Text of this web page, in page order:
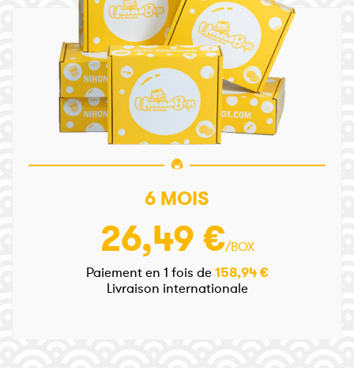
6 MOIS
26,49 €/BOX
Paiement en 1 fois de 158,94 €
Livraison internationale